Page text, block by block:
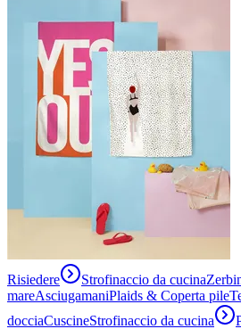
Risiedere Strofinaccio da cucina
mareAsciugamaniPlaids & Coperta pile
docciaCuscineStrofinaccio da cucina